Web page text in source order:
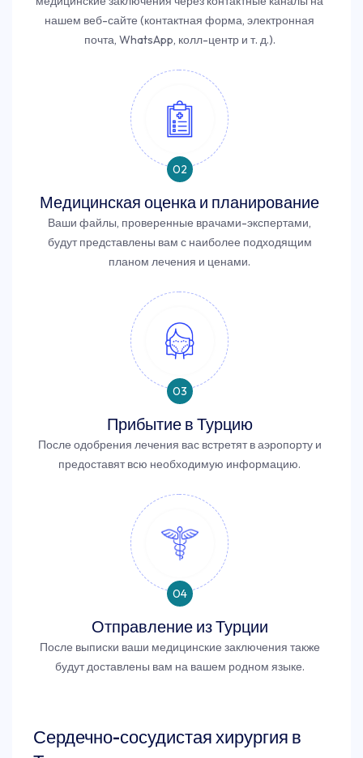
нашем веб-сайте (контактная форма, электронная
почта, WhatsApp, колл-центр и т. д.).
02
Медицинская оценка и планирование
Ваши файлы, проверенные врачами-экспертами,
будут представлены вам с наиболее подходящим
планом лечения и ценами.
03
Прибытие в Турцию
После одобрения лечения вас встретят в аэропорту и
предоставят всю необходимую информацию.
04
Отправление из Турции
После выписки ваши медицинские заключения также
будут доставлены вам на вашем родном языке.
Сердечно-сосудистая хирургия в